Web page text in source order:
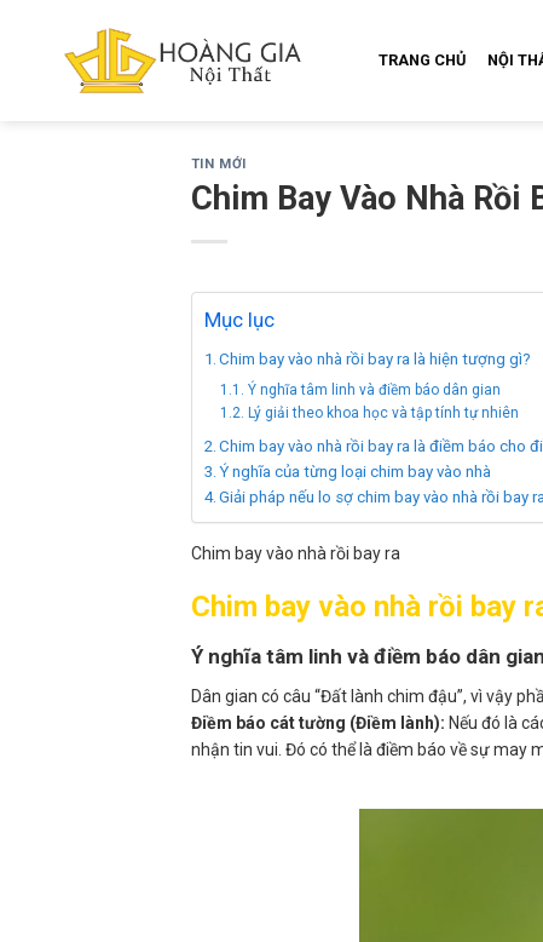
TRANG CHỦ NỘI
TIN MỚI
Chim Bay Vào Nhà Rồi
Mục lục
Chim bay vào nhà rồi bay ra là hiện tượng gì?
Ý nghĩa tâm linh và điềm báo dân gian
Lý giải theo khoa học và tập tính tự nhiên
Chim bay vào nhà rồi bay ra là điềm báo cho
Ý nghĩa của từng loại chim bay vào nhà
Giải pháp nếu lo sợ chim bay vào nhà rồi bay
Chim bay vào nhà rồi bay ra​
Chim bay vào nhà rồi bay
Ý nghĩa tâm linh và điềm báo dân gian
Dân gian có câu “Đất lành chim đậu”, vì vậy
Điềm báo cát tường (Điềm lành): Nếu đó là
nhận tin vui. Đó có thể là điềm báo về sự may